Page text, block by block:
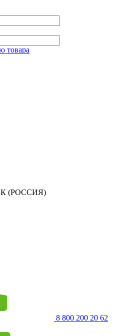
товара
(РОССИЯ)
8 800 200 20 62